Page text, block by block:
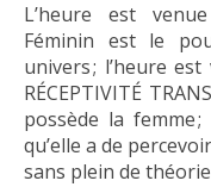
L’heure est
Féminin est le
univers ; l’heure
RÉCEPTIVITÉ
possède la femme
qu’elle a de
sans plein de